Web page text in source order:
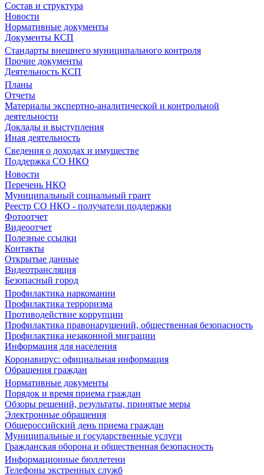
Состав и структура
Новости
Нормативные документы
Документы КСП
Стандарты внешнего муниципального контроля
Прочие документы
Деятельность КСП
Планы
Отчеты
Материалы экспертно-аналитической и контрольной
деятельности
Доклады и выступления
Иная деятельность
Сведения о доходах и имуществе
Поддержка СО НКО
Новости
Перечень НКО
Муниципальный социальный грант
Реестр СО НКО - получатели поддержки
Фотоотчет
Видеоотчет
Полезные ссылки
Контакты
Открытые данные
Видеотрансляция
Безопасный город
Профилактика наркомании
Профилактика терроризма
Противодействие коррупции
Профилактика правонарушений, общественная безопасность
Профилактика незаконной миграции
Информация для населения
Коронавирус: официальная информация
Обращения граждан
Нормативные документы
Порядок и время приема граждан
Обзоры решений, результаты, принятые меры
Электронные обращения
Общероссийский день приема граждан
Муниципальные и государственные услуги
Гражданская оборона и общественная безопасность
Информационные бюллетени
Телефоны экстренных служб